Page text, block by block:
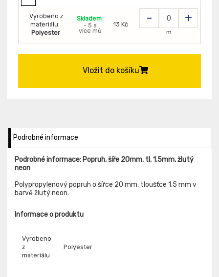
Vyrobeno z
materiálu:
Polyester
Skladem
- 5 a
více mů
13 Kč - +
m
Vložit do košíku
Podrobné informace
Podrobné informace: Popruh, šíře 20mm. tl. 1,5mm, žlutý
neon
Polypropylenový popruh o šířce 20 mm, tloušťce 1,5 mm v
barvě žlutý neon.
Informace o produktu
Vyrobeno
z
materiálu
Polyester